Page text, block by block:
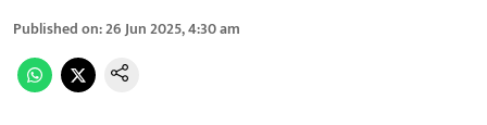
Published on:26 Jun 2025, 4:30 am